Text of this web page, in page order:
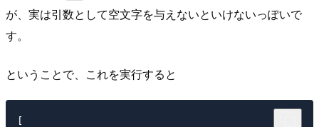
が、実は引数として空文字を与えないといけないっぽいで
す。
ということで、これを実行すると
[